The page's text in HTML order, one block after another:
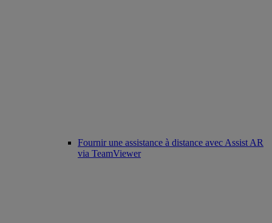
Fournir une assistance à distance avec Assist AR
via TeamViewer